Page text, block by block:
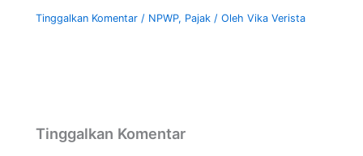
Tinggalkan Komentar / NPWP, Pajak / OlehVika Verista
Tinggalkan Komentar